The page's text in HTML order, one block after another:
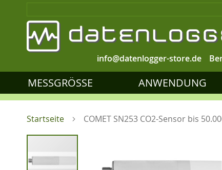
info@datenlogger-store.de
MESSGRÖSSE ANWENDUNG
Startseite COMET SN253 CO2-Sensor bis
Zum
der